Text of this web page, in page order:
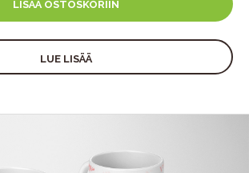
LISÄÄ OSTOSKORIIN
LUE LISÄÄ